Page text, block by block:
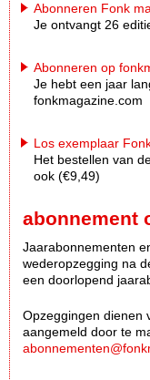
Abonneren Fonk
Je ontvangt 26
Abonneren op
Je hebt een jaar
fonkmagazine.com
Los exemplaar
Het bestellen van
ook (€9,49)
abonnement
Jaarabonnementen
wederopzegging na
een doorlopend
Opzeggingen dienen
aangemeld door te